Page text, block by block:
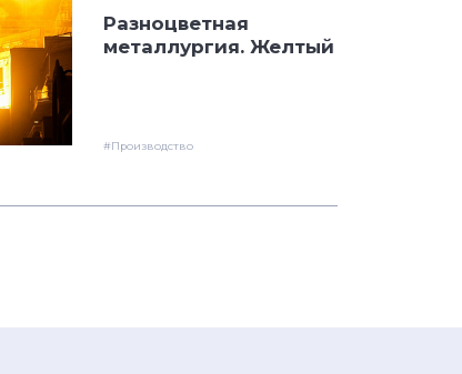
Разноцветная
металлургия. Желтый
#Производство